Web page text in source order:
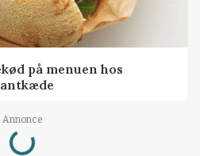
på menuen hos
Annonce
Loading...